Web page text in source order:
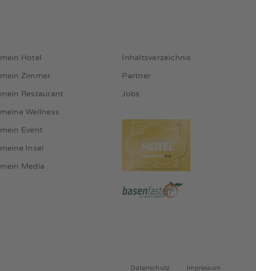
mein Hotel
mein Zimmer
mein Restaurant
meine Wellness
mein Event
meine Insel
mein Media
Inhaltsverzeichnis
Partner
Jobs
Datenschutz Impressum